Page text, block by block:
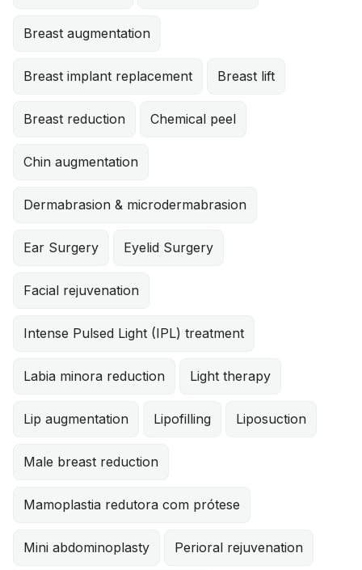
Breast augmentation
Breast implant replacement Breast lift
Breast reduction Chemical peel
Chin augmentation
Dermabrasion & microdermabrasion
Ear Surgery Eyelid Surgery
Facial rejuvenation
Intense Pulsed Light (IPL) treatment
Labia minora reduction Light therapy
Lip augmentation Lipofilling Liposuction
Male breast reduction
Mamoplastia redutora com prótese
Mini abdominoplasty Perioral rejuvenation